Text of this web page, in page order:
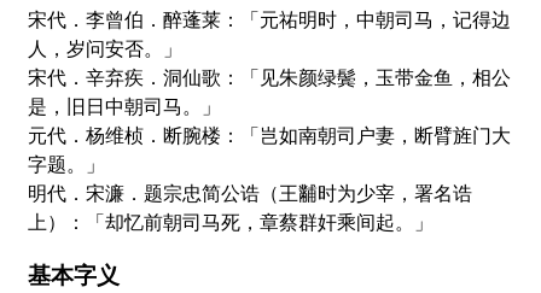
宋代．李曾伯．醉蓬莱：「元祐明时，中朝司马，记得边
人，岁问安否。」
宋代．辛弃疾．洞仙歌：「见朱颜绿鬓，玉带金鱼，相公
是，旧日中朝司马。」
元代．杨维桢．断腕楼：「岂如南朝司户妻，断臂旌门大
字题。」
明代．宋濂．题宗忠简公诰（王黼时为少宰，署名诰
上）：「却忆前朝司马死，章蔡群奸乘间起。」
基本字义